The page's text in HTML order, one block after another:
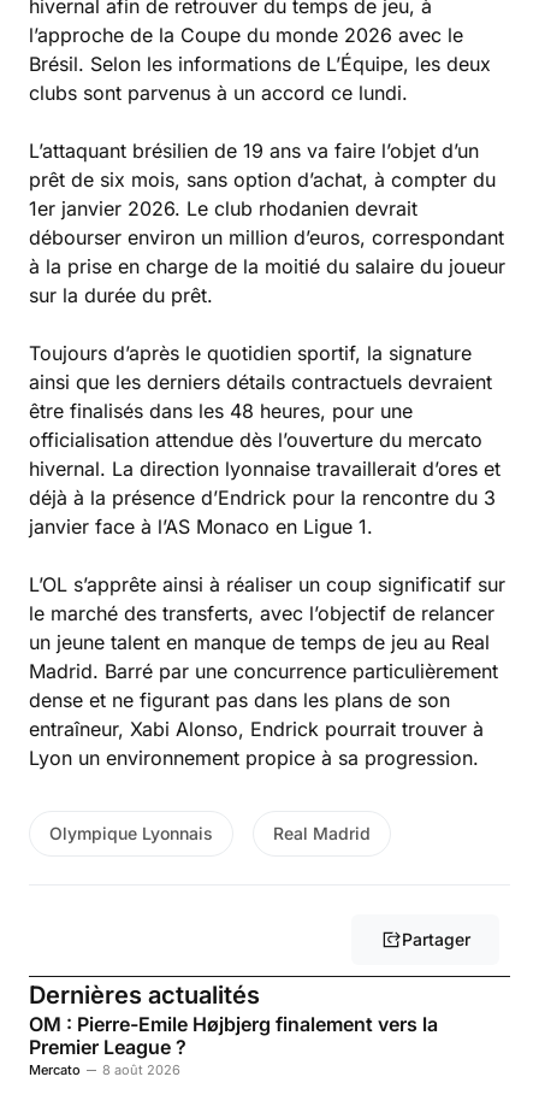
hivernal afin de retrouver du temps de jeu, à
l’approche de la Coupe du monde 2026 avec le
Brésil. Selon les informations de L’Équipe, les deux
clubs sont parvenus à un accord ce lundi.
L’attaquant brésilien de 19 ans va faire l’objet d’un
prêt de six mois, sans option d’achat, à compter du
1er janvier 2026. Le club rhodanien devrait
débourser environ un million d’euros, correspondant
à la prise en charge de la moitié du salaire du joueur
sur la durée du prêt.
Toujours d’après le quotidien sportif, la signature
ainsi que les derniers détails contractuels devraient
être finalisés dans les 48 heures, pour une
officialisation attendue dès l’ouverture du mercato
hivernal. La direction lyonnaise travaillerait d’ores et
déjà à la présence d’Endrick pour la rencontre du 3
janvier face à l’AS Monaco en Ligue 1.
L’OL s’apprête ainsi à réaliser un coup significatif sur
le marché des transferts, avec l’objectif de relancer
un jeune talent en manque de temps de jeu au Real
Madrid. Barré par une concurrence particulièrement
dense et ne figurant pas dans les plans de son
entraîneur, Xabi Alonso, Endrick pourrait trouver à
Lyon un environnement propice à sa progression.
Olympique Lyonnais Real Madrid
Partager
Dernières actualités
OM : Pierre-Emile Højbjerg finalement vers la
Premier League ?
Mercato 8 août 2026